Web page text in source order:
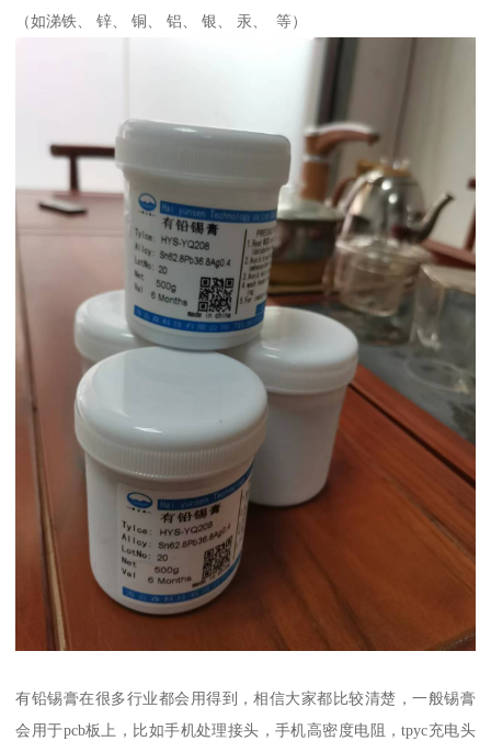
（如涕铁、 锌、 铜、 铝、 银、 汞、 等）
有铅锡膏在很多行业都会用得到，相信大家都比较清楚，一般锡膏
会用于pcb板上，比如手机处理接头，手机高密度电阻，tpyc充电头